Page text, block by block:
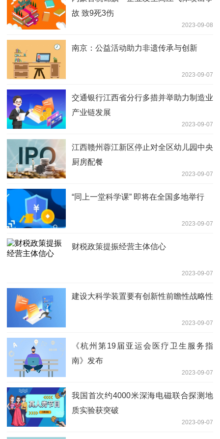
故 致9死3伤
2023-09-08
南京：公益活动助力非遗传承与创新
2023-09-07
交通银行江西省分行多措并举助力制造业
产业链发展
2023-09-07
江西赣州蓉江新区停止对全区幼儿园中央
厨房配餐
2023-09-07
“同上一堂科学课” 即将在全国多地举行
2023-09-07
财税政策提振经营主体信心
2023-09-07
建设大科学装置要有创新性前瞻性战略性
2023-09-07
《杭州第19届亚运会医疗卫生服务指
南》发布
2023-09-07
我国首次约4000米深海电磁联合探测地
质实验获突破
2023-09-07